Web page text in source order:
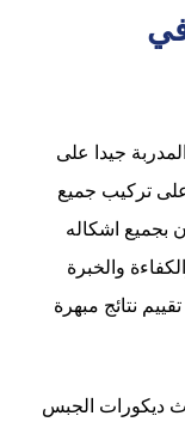
جيدا على
على تركيب جميع
بجميع اشكاله
والخبرة
نتائج مبهرة
ديكورات الجبس